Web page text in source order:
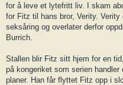
for å leve et lytefritt liv. I skam
for Fitz til hans bror, Verity.
seksåring og overlater derfor
Burrich.
Stallen blir Fitz sitt hjem for en
på kongeriket som serien handler
planer. Han får flyttet Fitz opp i